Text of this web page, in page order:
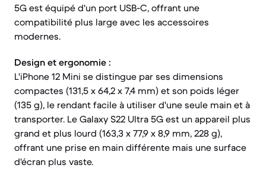
5G est équipé d'un port USB-C, offrant une
compatibilité plus large avec les accessoires
modernes.
Design et ergonomie :
L'iPhone 12 Mini se distingue par ses dimensions
compactes (131,5 x 64,2 x 7,4 mm) et son poids léger
(135 g), le rendant facile à utiliser d'une seule main et à
transporter. Le Galaxy S22 Ultra 5G est un appareil plus
grand et plus lourd (163,3 x 77,9 x 8,9 mm, 228 g),
offrant une prise en main différente mais une surface
d'écran plus vaste.